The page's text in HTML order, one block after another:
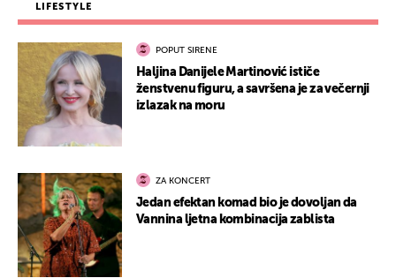
LIFESTYLE
POPUT SIRENE
Haljina Danijele Martinović ističe
ženstvenu figuru, a savršena je za večernji
izlazak na moru
ZA KONCERT
Jedan efektan komad bio je dovoljan da
Vannina ljetna kombinacija zablista